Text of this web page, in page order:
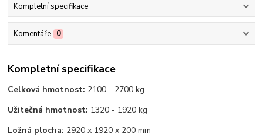
Kompletní specifikace
Komentáře 0
Kompletní specifikace
Celková hmotnost: 2100 - 2700 kg
Užitečná hmotnost: 1320 - 1920 kg
Ložná plocha: 2920 x 1920 x 200 mm